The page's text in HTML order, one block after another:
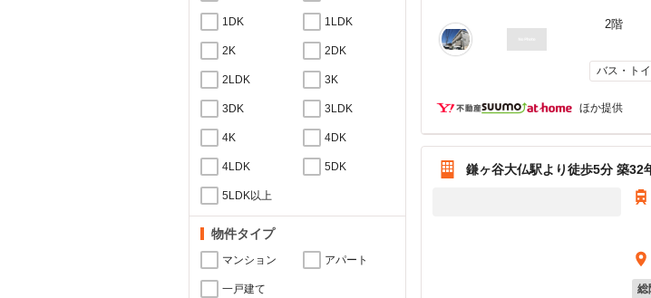
1DK 1LDK
2K 2DK
2LDK 3K
3DK 3LDK
4K 4DK
4LDK 5DK
5LDK以上
物件タイプ
マンション アパート
一戸建て
2階
バス・ト
ほか提供
鎌ヶ谷大仏駅より徒歩5分 築32
総